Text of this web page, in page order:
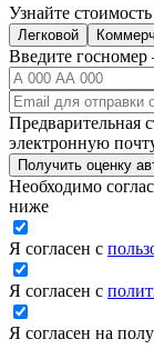
Узнайте
Легковой
Введите госномер
Предварительная
электронную
Получить оценку
Необходимо
ниже
Я согласен с
Я согласен с
Я согласен на